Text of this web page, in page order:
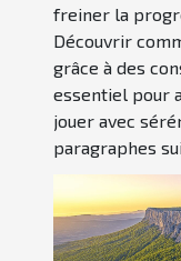
freiner la
Découvrir
grâce à des
essentiel pour
jouer avec
paragraphes